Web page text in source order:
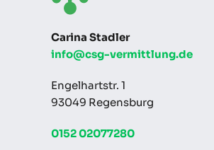
Carina Stadler
info@csg-vermittlung.de
Engelhartstr. 1
93049 Regensburg
0152 02077280